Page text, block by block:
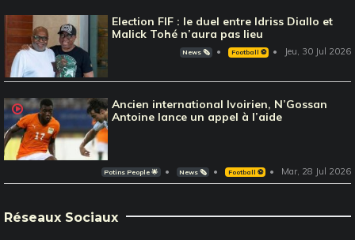
Election FIF : le duel entre Idriss Diallo et
Malick Tohé n’aura pas lieu
News 🗞️ Football ⚽️ Jeu, 30 Jul 2026
Ancien international Ivoirien, N’Gossan
Antoine lance un appel à l’aide
Potins People 🌟 News 🗞️ Football ⚽️ Mar, 28 Jul 2026
Réseaux Sociaux